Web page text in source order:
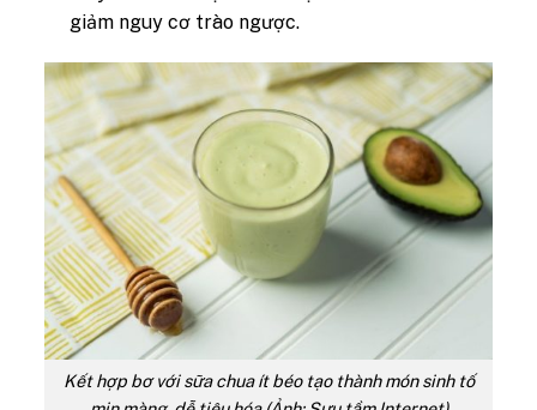
giảm nguy cơ trào ngược.
Kết hợp bơ với sữa chua ít béo tạo thành món sinh tố